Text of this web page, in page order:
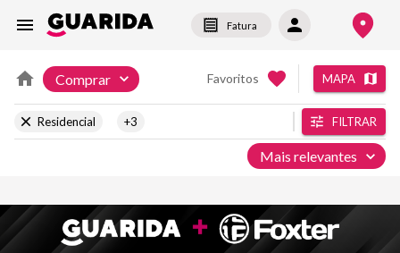
Fatura
Comprar Favoritos MAPA
Residencial +3 FILTRAR
Mais relevantes